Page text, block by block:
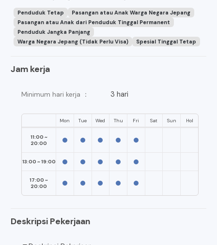
Penduduk Tetap
Pasangan atau Anak Warga Negara Jepang
Pasangan atau Anak dari Penduduk Tinggal Permanent
Penduduk Jangka Panjang
Warga Negara Jepang (Tidak Perlu Visa)
Spesial Tinggal Tetap
Jam kerja
Minimum hari kerja ： 3 hari
Mon Tue Wed Thu Fri Sat Sun Hol
11:00 ~
20:00
13:00 ~ 19:00
17:00 ~
20:00
Deskripsi Pekerjaan